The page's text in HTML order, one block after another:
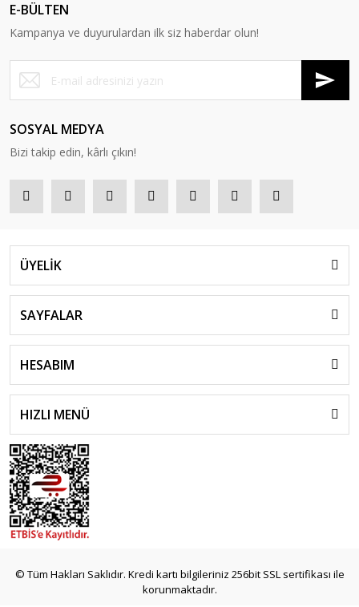
E-BÜLTEN
Kampanya ve duyurulardan ilk siz haberdar olun!
SOSYAL MEDYA
Bizi takip edin, kârlı çıkın!
ÜYELİK
SAYFALAR
HESABIM
HIZLI MENÜ
© Tüm Hakları Saklıdır. Kredi kartı bilgileriniz 256bit SSL sertifikası ile
korunmaktadır.